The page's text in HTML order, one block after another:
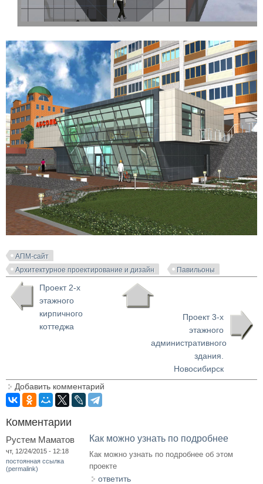
АПМ-сайт
Архитектурное проектирование и дизайн
Павильоны
Проект 2-х
этажного
кирпичного
коттеджа
Проект 3-х
этажного
административного
здания.
Новосибирск
Добавить комментарий
Комментарии
Рустем Маматов
чт, 12/24/2015 - 12:18
постоянная ссылка
(permalink)
Как можно узнать по подробнее
Как можно узнать по подробнее об этом
проекте
ответить